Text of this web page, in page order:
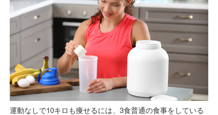
運動なしで10キロも痩せるには、3食普通の食事をしている